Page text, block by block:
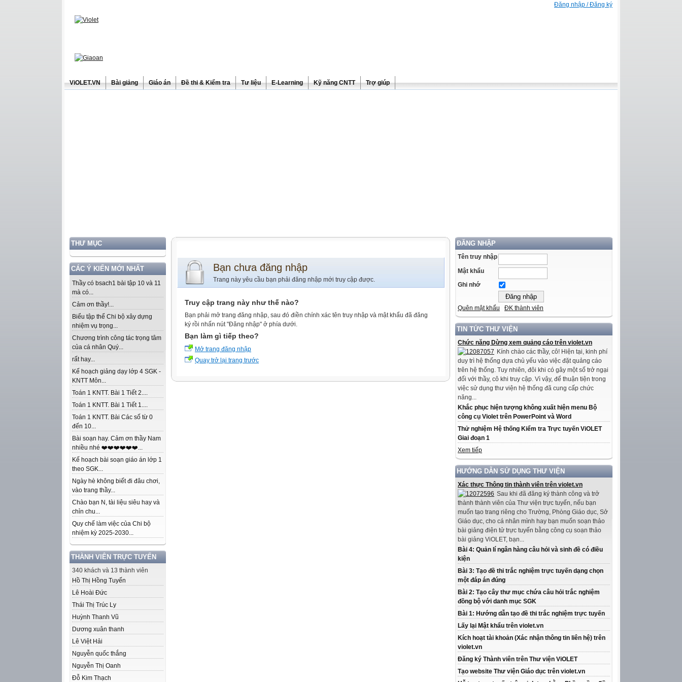
Đăng nhập / Đăng ký
ViOLET.VN Bài giảng Giáo án Đề thi & Kiểm tra Tư liệu E-Learning Kỹ năng CNTT Trợ giúp
THƯ MỤC
CÁC Ý KIẾN MỚI NHẤT
Thầy có bsach1 bài tập 10 và 11
mà có...
Cảm ơn thầy!...
Biểu tập thể Chi bộ xây dựng
nhiệm vụ trọng...
Chương trình công tác trọng tâm
của cá nhân Quý...
rất hay...
Kế hoạch giảng dạy lớp 4 SGK -
KNTT Môn...
Toán 1 KNTT. Bài 1 Tiết 2....
Toán 1 KNTT. Bài 1 Tiết 1....
Toán 1 KNTT. Bài Các số từ 0
đến 10...
Bài soạn hay. Cảm ơn thầy Nam
nhiều nhé ❤️❤️❤️❤️❤️❤️...
Kế hoạch bài soạn giáo án lớp 1
theo SGK...
Ngày hè không biết đi đâu chơi,
vào trang thầy...
Chào bạn N, tài liệu siêu hay và
chỉn chu...
Quy chế làm việc của Chi bộ
nhiệm kỳ 2025-2030...
THÀNH VIÊN TRỰC TUYẾN
340 khách và 13 thành viên
Hồ Thị Hồng Tuyến
Lê Hoài Đức
Thái Thị Trúc Ly
Huỳnh Thanh Vũ
Dương xuân thanh
Lê Việt Hải
Nguyễn quốc thắng
Nguyễn Thị Oanh
Đỗ Kim Thạch
ĐĂNG NHẬP
Tên truy nhập
Mật khẩu
Ghi nhớ
Quên mật khẩu ĐK thành viên
TIN TỨC THƯ VIỆN
Chức năng Dừng xem quảng cáo trên violet.vn
Kính chào các thầy, cô! Hiện tại, kinh phí
duy trì hệ thống dựa chủ yếu vào việc đặt quảng cáo
trên hệ thống. Tuy nhiên, đôi khi có gây một số trở ngại
đối với thầy, cô khi truy cập. Vì vậy, để thuận tiện trong
việc sử dụng thư viện hệ thống đã cung cấp chức
năng...
Khắc phục hiện tượng không xuất hiện menu Bộ
công cụ Violet trên PowerPoint và Word
Thử nghiệm Hệ thống Kiểm tra Trực tuyến ViOLET
Giai đoạn 1
Xem tiếp
HƯỚNG DẪN SỬ DỤNG THƯ VIỆN
Xác thực Thông tin thành viên trên violet.vn
Sau khi đã đăng ký thành công và trở
thành thành viên của Thư viện trực tuyến, nếu bạn
muốn tạo trang riêng cho Trường, Phòng Giáo dục, Sở
Giáo dục, cho cá nhân mình hay bạn muốn soạn thảo
bài giảng điện tử trực tuyến bằng công cụ soạn thảo
bài giảng ViOLET, bạn...
Bài 4: Quản lí ngân hàng câu hỏi và sinh đề có điều
kiện
Bài 3: Tạo đề thi trắc nghiệm trực tuyến dạng chọn
một đáp án đúng
Bài 2: Tạo cây thư mục chứa câu hỏi trắc nghiệm
đồng bộ với danh mục SGK
Bài 1: Hướng dẫn tạo đề thi trắc nghiệm trực tuyến
Lấy lại Mật khẩu trên violet.vn
Kích hoạt tài khoản (Xác nhận thông tin liên hệ) trên
violet.vn
Đăng ký Thành viên trên Thư viện ViOLET
Tạo website Thư viện Giáo dục trên violet.vn
Bạn chưa đăng nhập
Trang này yêu cầu bạn phải đăng nhập mới truy cập được.
Truy cập trang này như thế nào?
Bạn phải mở trang đăng nhập, sau đó điền chính xác tên truy nhập và mật khẩu đã đăng
ký rồi nhấn nút "Đăng nhập" ở phía dưới.
Bạn làm gì tiếp theo?
Mở trang đăng nhập
Quay trở lại trang trước